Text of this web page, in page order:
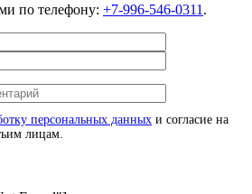
по телефону: +7-996-546-0311 .
персональных данных и согласие на
лицам.